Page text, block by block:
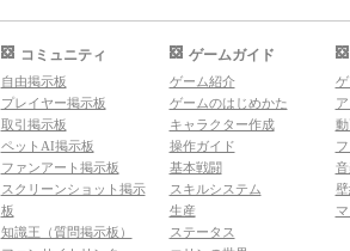
コミュニティ
自由掲示板
プレイヤー掲示板
取引掲示板
ペットAI掲示板
ファンアート掲示板
スクリーンショット掲示
板
知識王（質問掲示板）
ゲームガイド
ゲーム紹介
ゲームのはじめかた
キャラクター作成
操作ガイド
基本戦闘
スキルシステム
生産
ステータス